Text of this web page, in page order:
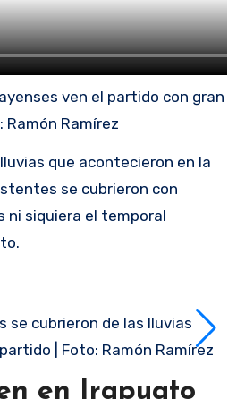
ven el partido con gran
Ramírez
que acontecieron en la
se cubrieron con
ni siquiera el temporal
se cubrieron de las lluvias
| Foto: Ramón Ramírez
en Irapuato